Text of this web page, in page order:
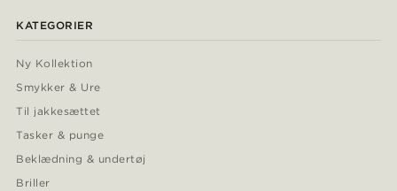
KATEGORIER
Ny Kollektion
Smykker & Ure
Til jakkesættet
Tasker & punge
Beklædning & undertøj
Briller